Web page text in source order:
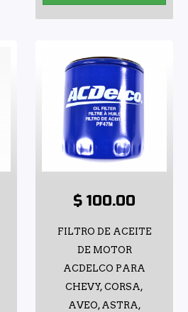
$ 100.00
FILTRO DE ACEITE
DE MOTOR
ACDELCO PARA
CHEVY, CORSA,
AVEO, ASTRA,